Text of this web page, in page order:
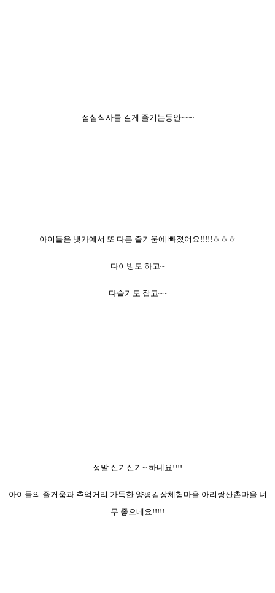
점심식사를 길게 즐기는동안~~~
아이들은 냇가에서 또 다른 즐거움에 빠졌어요!!!!!ㅎㅎㅎ
다이빙도 하고~
다슬기도 잡고~~
정말 신기신기~ 하네요!!!!
아이들의 즐거움과 추억거리 가득한 양평김장체험마을 아리랑산촌마을 너
무 좋으네요!!!!!